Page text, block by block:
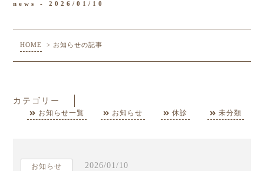
news -2026/01/10
HOME > お知らせの記事
カテゴリー
お知らせ一覧 お知らせ 休診 未分類
お知らせ 2026/01/10